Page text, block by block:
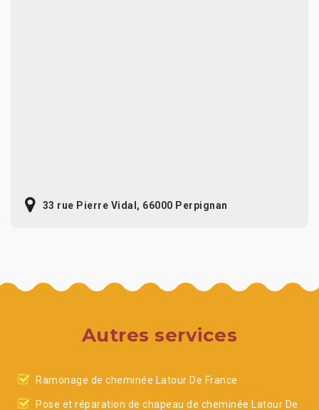
33 rue Pierre Vidal, 66000 Perpignan
Autres services
Ramonage de cheminée Latour De France
Pose et réparation de chapeau de cheminée Latour De